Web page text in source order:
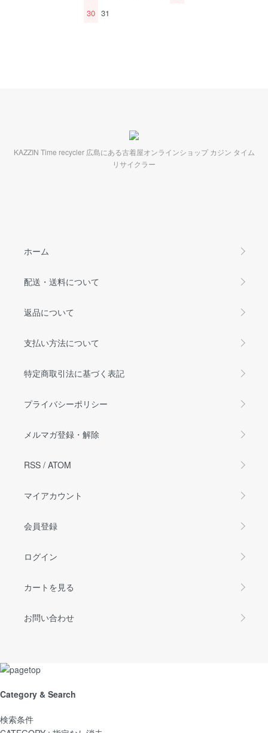
30 31
KAZZIN Time recycler 広島にある古着屋オンラインショップ カジン タイム
リサイクラー
ホーム
配送・送料について
返品について
支払い方法について
特定商取引法に基づく表記
プライバシーポリシー
メルマガ登録・解除
RSS / ATOM
マイアカウント
会員登録
ログイン
カートを見る
お問い合わせ
Category & Search
検索条件